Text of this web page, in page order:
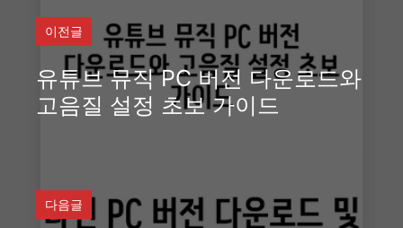
이전글
유튜브 뮤직 PC 버전 다운로드와
고음질 설정 초보 가이드
다음글